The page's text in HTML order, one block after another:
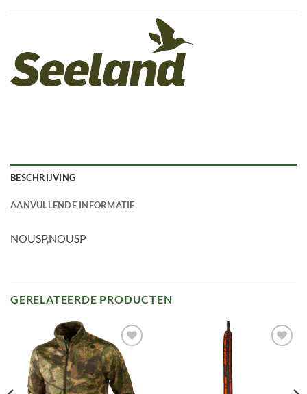
BESCHRIJVING
AANVULLENDE INFORMATIE
NOUSP,NOUSP
GERELATEERDE PRODUCTEN
Toevoegen
aan
verlanglijst